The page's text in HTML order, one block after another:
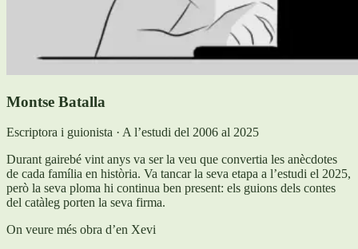
Montse Batalla
Escriptora i guionista · A l’estudi del 2006 al 2025
Durant gairebé vint anys va ser la veu que convertia les anècdotes
de cada família en història. Va tancar la seva etapa a l’estudi el 2025,
però la seva ploma hi continua ben present: els guions dels contes
del catàleg porten la seva firma.
On veure més obra d’en Xevi